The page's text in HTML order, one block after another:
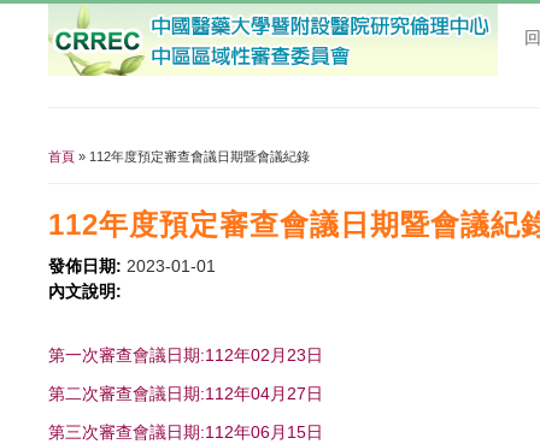
首頁 » 112年度預定審查會議日期暨會議紀錄
112年度預定審查會議日期暨會議紀
發佈日期: 2023-01-01
內文說明:
第一次審查會議日期:112年02月23日
第二次審查會議日期:112年04月27日
第三次審查會議日期:112年06月15日